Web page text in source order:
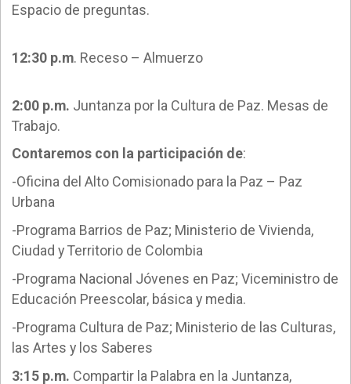
Espacio de preguntas.
12:30 p.m. Receso – Almuerzo
2:00 p.m. Juntanza por la Cultura de Paz. Mesas de
Trabajo.
Contaremos con la participación de:
-Oficina del Alto Comisionado para la Paz – Paz
Urbana
-Programa Barrios de Paz; Ministerio de Vivienda,
Ciudad y Territorio de Colombia
-Programa Nacional Jóvenes en Paz; Viceministro de
Educación Preescolar, básica y media.
-Programa Cultura de Paz; Ministerio de las Culturas,
las Artes y los Saberes
3:15 p.m. Compartir la Palabra en la Juntanza,